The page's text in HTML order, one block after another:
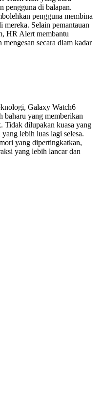
pengguna di balapan.
pengguna membina
mereka. Selain pemantauan
HR Alert membantu
secara diam kadar
Galaxy Watch6
baharu yang memberikan
Tidak dilupakan kuasa yang
lebih luas lagi selesa.
yang dipertingkatkan,
yang lebih lancar dan